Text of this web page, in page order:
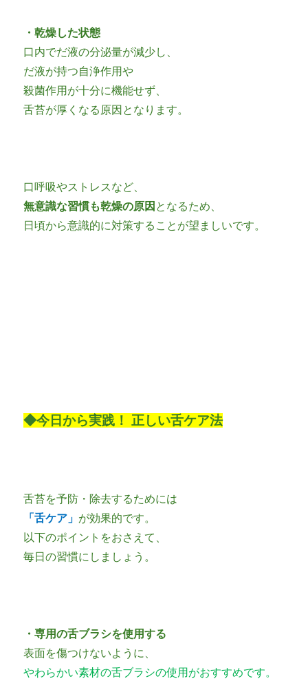
・乾燥した状態
口内でだ液の分泌量が減少し、
だ液が持つ自浄作用や
殺菌作用が十分に機能せず、
舌苔が厚くなる原因となります。
口呼吸やストレスなど、
無意識な習慣も乾燥の原因 となるため、
日頃から意識的に対策することが望ましいです。
◆今日から実践！ 正しい舌ケア法
舌苔を予防・除去するためには
「舌ケア」 が効果的です。
以下のポイントをおさえて、
毎日の習慣にしましょう。
・専用の舌ブラシを使用する
表面を傷つけないように、
やわらかい素材の舌ブラシの使用がおすすめです。